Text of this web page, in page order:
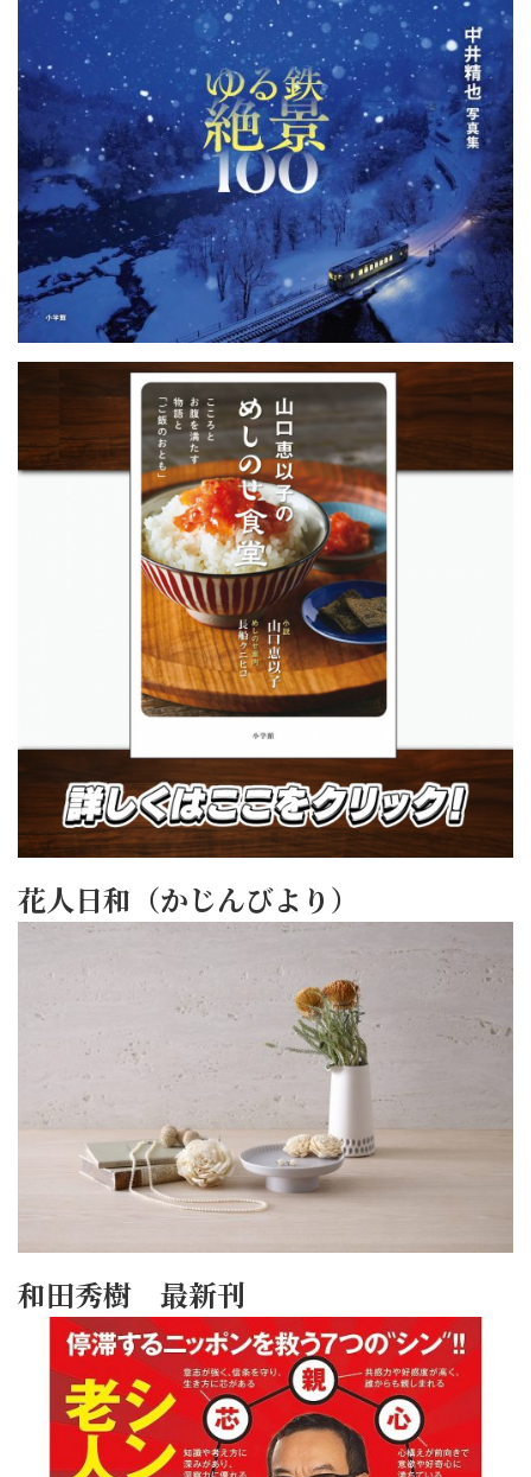
花人日和（かじんびより）
和田秀樹 最新刊